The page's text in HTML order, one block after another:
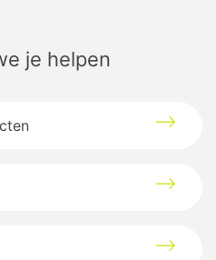
je helpen